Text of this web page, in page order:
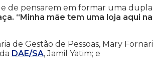
de pensarem em formar uma dupla
“Minha mãe tem uma loja aqui na
de Gestão de Pessoas, Mary Fornari
DAE/SA, Jamil Yatim; e